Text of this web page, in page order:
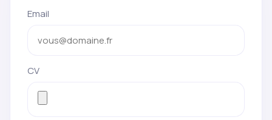
Email
CV